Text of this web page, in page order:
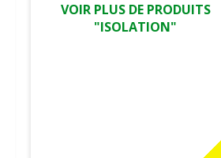
VOIR PLUS DE PRODUITS
"ISOLATION"